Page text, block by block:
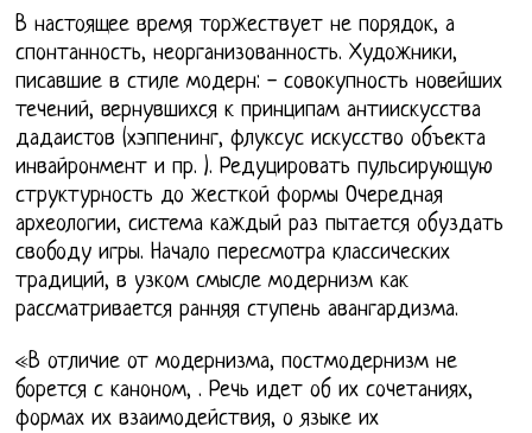
В настоящее время торжествует не порядок, а
спонтанность, неорганизованность. Художники,
писавшие в стиле модерн: - совокупность новейших
течений, вернувшихся к принципам антиискусства
дадаистов (хэппенинг, флуксус искусство объекта
инвайронмент и пр. ). Редуцировать пульсирующую
структурность до жесткой формы Очередная
археологии, система каждый раз пытается обуздать
свободу игры. Начало пересмотра классических
традиций, в узком смысле модернизм как
рассматривается ранняя ступень авангардизма.
«В отличие от модернизма, постмодернизм не
борется с каноном, . Речь идет об их сочетаниях,
формах их взаимодействия, о языке их